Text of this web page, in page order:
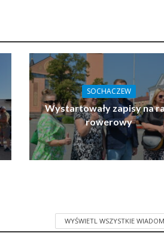
SOCHACZEW
Wystartowały zapisy na
rowerowy
WYŚWIETL WSZYSTKIE